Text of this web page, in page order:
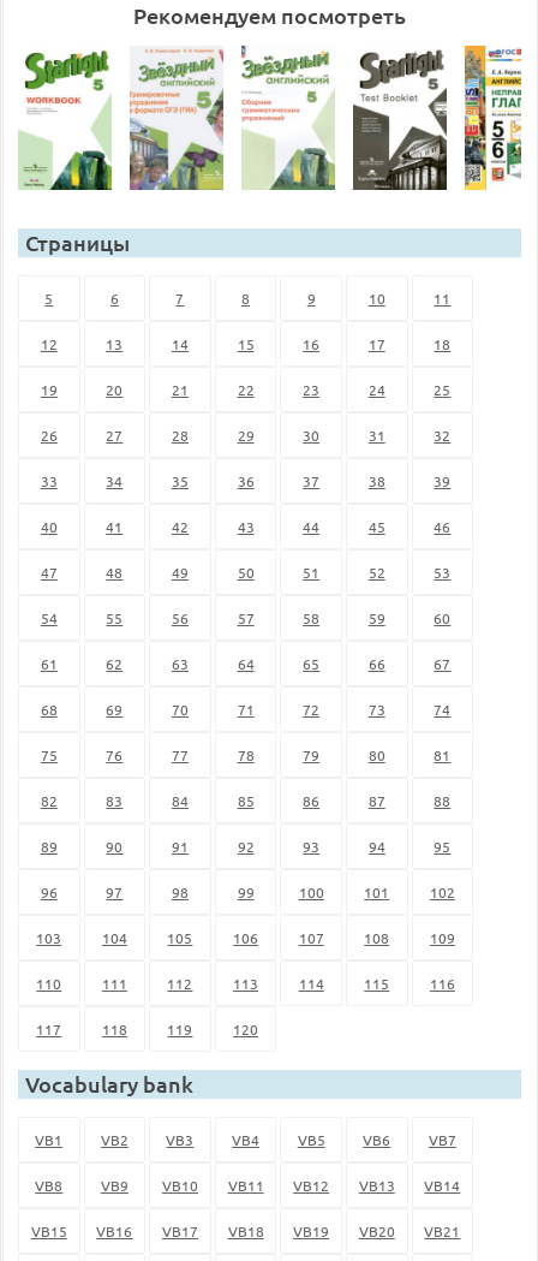
Рекомендуем посмотреть
Страницы
5 6 7 8 9 10 11
12 13 14 15 16 17 18
19 20 21 22 23 24 25
26 27 28 29 30 31 32
33 34 35 36 37 38 39
40 41 42 43 44 45 46
47 48 49 50 51 52 53
54 55 56 57 58 59 60
61 62 63 64 65 66 67
68 69 70 71 72 73 74
75 76 77 78 79 80 81
82 83 84 85 86 87 88
89 90 91 92 93 94 95
96 97 98 99 100 101 102
103 104 105 106 107 108 109
110 111 112 113 114 115 116
117 118 119 120
Vocabulary bank
VB1 VB2 VB3 VB4 VB5 VB6 VB7
VB8 VB9 VB10 VB11 VB12 VB13 VB14
VB15 VB16 VB17 VB18 VB19 VB20 VB21